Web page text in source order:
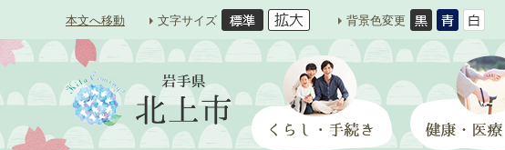
本文へ移動 文字サイズ 背景色変更